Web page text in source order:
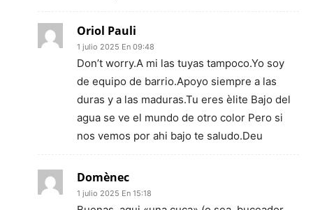
Oriol Pauli
1 julio 2025 En 09:48
Don’t worry.A mi las tuyas tampoco.Yo soy
de equipo de barrio.Apoyo siempre a las
duras y a las maduras.Tu eres èlite Bajo del
agua se ve el mundo de otro color Pero si
nos vemos por ahi bajo te saludo.Deu
Domènec
1 julio 2025 En 15:18